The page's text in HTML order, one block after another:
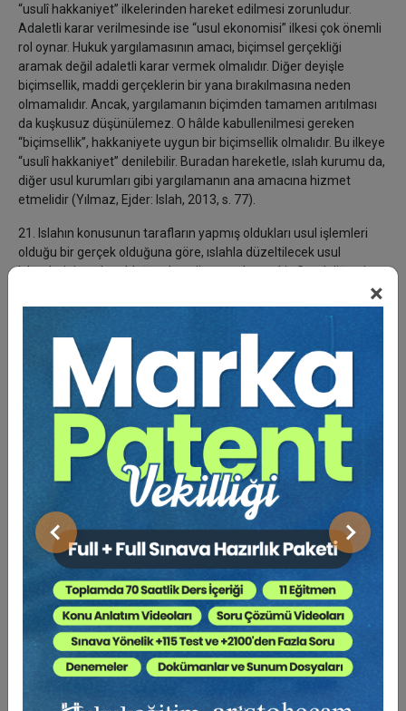
×
Önceki Sonraki
“usulî hakkaniyet” ilkelerinden hareket edilmesi zorunludur.
Adaletli karar verilmesinde ise “usul ekonomisi” ilkesi çok önemli
rol oynar. Hukuk yargılamasının amacı, biçimsel gerçekliği
aramak değil adaletli karar vermek olmalıdır. Diğer deyişle
biçimsellik, maddi gerçeklerin bir yana bırakılmasına neden
olmamalıdır. Ancak, yargılamanın biçimden tamamen arıtılması
da kuşkusuz düşünülemez. O hâlde kabullenilmesi gereken
“biçimsellik”, hakkaniyete uygun bir biçimsellik olmalıdır. Bu ilkeye
“usulî hakkaniyet” denilebilir. Buradan hareketle, ıslah kurumu da,
diğer usul kurumları gibi yargılamanın ana amacına hizmet
etmelidir (Yılmaz, Ejder: Islah, 2013, s. 77).
21. Islahın konusunun tarafların yapmış oldukları usul işlemleri
olduğu bir gerçek olduğuna göre, ıslahla düzeltilecek usul
işlemlerinin neler olduğundan söz etmek gerekir. Gerek öğreti,
genişletilebileceğini aynı şekilde savunmanın genişletilebileceğini
olunan miktarın) artırılıp artırılmayacağı hususu da bir usul işlemi
olup ıslahın konusudur (Kuru, C. IV, s. 4035).
22. Islahın amacı, yargılama sürecinde, şekil ve süreye aykırılık
sebebiyle ortaya çıkabilecek maddi hak kayıplarını ortadan
kaldırmak olduğundan, hak ve alacağı bu sürecin dışında ortadan
kaldırmış olan işlemlerin, yani maddi hukuk işlemlerinin ıslah
yoluyla düzeltilebilmesi imkânı bulunmamaktadır. Bir başka
deyişle, maddi hakkı sona erdiren maddi hukuk işlemleri ıslahla
düzeltilemez. Feragat, kabul, sulh gibi işlemler, velev ki dava
içinde yapılsın, asıl hakkı ortadan kaldırdıklarından, usul işlemi
olduğu kadar (davayı etkilediği için usul işlemidir) maddi hukuk
işlemi mahiyeti taşımaktadır ve bu sebeple, bu işlemlerin de ıslah
yoluyla düzeltilmesi imkânsızdır. Çünkü ıslah, yargılama
hukukunun şekle ve süreye bağlılığından kaynaklanan zımnî hak
kayıplarının telafisi için öngörülmüş bir müessesedir. Açık bir
irade beyanı ile terk edilen haklar, maddi gerçeğin şekle feda
edilmesi gibi bir sonuç doğurmadığı için ıslahın konusu olamaz.
23. Bilindiği gibi, 1086 sayılı Hukuk Usulü Muhakemeleri